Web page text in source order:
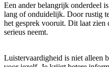
Een ander belangrijk onderdeel
lang of onduidelijk. Door rustig
het gesprek vooruit. Dit laat zien
serieus neemt.
Luistervaardigheid is niet alleen